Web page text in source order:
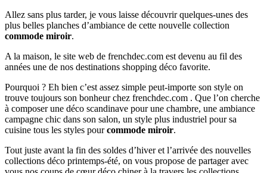
Allez sans plus tarder, je vous laisse découvrir quelques-unes des
plus belles planches d’ambiance de cette nouvelle collection
commode miroir.
A la maison, le site web de frenchdec.com est devenu au fil des
années une de nos destinations shopping déco favorite.
Pourquoi ? Eh bien c’est assez simple peut-importe son style on
trouve toujours son bonheur chez frenchdec.com . Que l’on cherche
à composer une déco scandinave pour une chambre, une ambiance
campagne chic dans son salon, un style plus industriel pour sa
cuisine tous les styles pourcommode miroir.
Tout juste avant la fin des soldes d’hiver et l’arrivée des nouvelles
collections déco printemps-été, on vous propose de partager avec